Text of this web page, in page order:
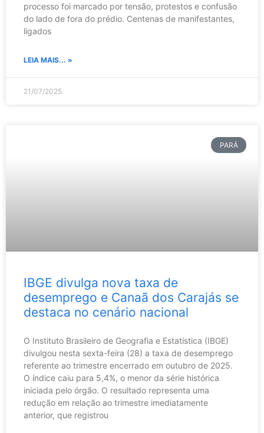
processo foi marcado por tensão, protestos e confusão
do lado de fora do prédio. Centenas de manifestantes,
ligados
LEIA MAIS... »
21/07/2025
PARÁ
IBGE divulga nova taxa de
desemprego e Canaã dos Carajás se
destaca no cenário nacional
O Instituto Brasileiro de Geografia e Estatística (IBGE)
divulgou nesta sexta-feira (28) a taxa de desemprego
referente ao trimestre encerrado em outubro de 2025.
O índice caiu para 5,4%, o menor da série histórica
iniciada pelo órgão. O resultado representa uma
redução em relação ao trimestre imediatamente
anterior, que registrou